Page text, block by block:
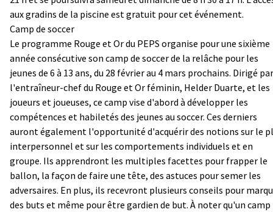
aux gradins de la piscine est gratuit pour cet événement.
Camp de soccer
Le programme Rouge et Or du PEPS organise pour une sixième
année consécutive son camp de soccer de la relâche pour les
jeunes de 6 à 13 ans, du 28 février au 4 mars prochains. Dirigé par
l'entraîneur-chef du Rouge et Or féminin, Helder Duarte, et les
joueurs et joueuses, ce camp vise d'abord à développer les
compétences et habiletés des jeunes au soccer. Ces derniers
auront également l'opportunité d'acquérir des notions sur le
interpersonnel et sur les comportements individuels et en
groupe. Ils apprendront les multiples facettes pour frapper le
ballon, la façon de faire une tête, des astuces pour semer les
adversaires. En plus, ils recevront plusieurs conseils pour
des buts et même pour être gardien de but. À noter qu'un camp